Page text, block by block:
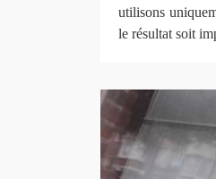
utilisons
le résultat soit